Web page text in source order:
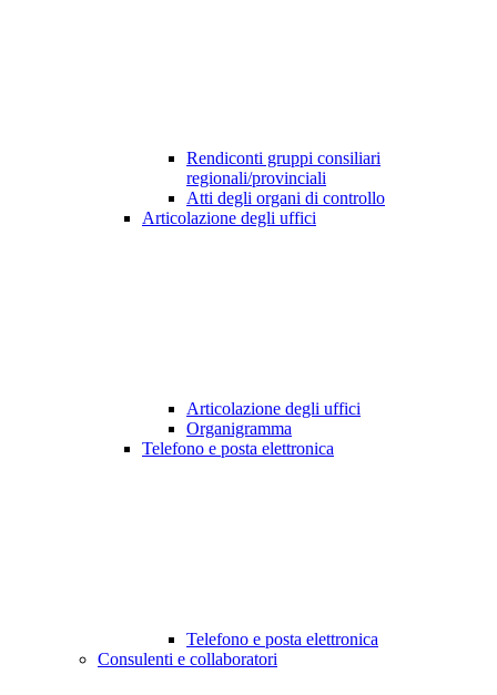
Rendiconti gruppi consiliari
regionali/provinciali
Atti degli organi di controllo
Articolazione degli uffici
Articolazione degli uffici
Organigramma
Telefono e posta elettronica
Telefono e posta elettronica
Consulenti e collaboratori